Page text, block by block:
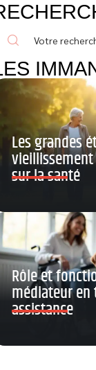
Les grandes
sur la santé
Rôle et
médiateur
assistance